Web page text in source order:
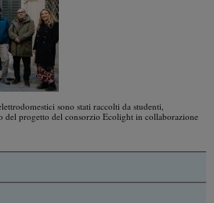
sono stati raccolti da studenti,
del progetto del consorzio Ecolight in collaborazione